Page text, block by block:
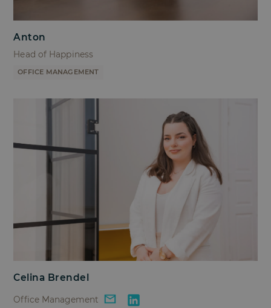
Anton
Head of Happiness
OFFICE MANAGEMENT
Celina Brendel
Office Management